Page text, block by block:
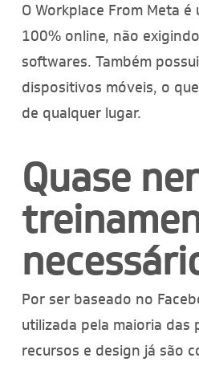
O Workplace From Meta
100% online, não
softwares. Também
dispositivos móveis, o
de qualquer lugar.
Quase
Por ser baseado no
utilizada pela maioria das
recursos e design já são